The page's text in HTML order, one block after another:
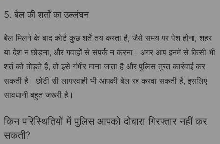
5. बेल की शर्तों का उल्लंघन
बेल मिलने के बाद कोर्ट कुछ शर्तें तय करता है, जैसे समय पर पेश होना, शहर
या देश न छोड़ना, और गवाहों से संपर्क न करना। अगर आप इनमें से किसी भी
शर्त को तोड़ते हैं, तो इसे गंभीर माना जाता है और पुलिस तुरंत कार्रवाई कर
सकती है। छोटी सी लापरवाही भी आपकी बेल रद्द करवा सकती है, इसलिए
सावधानी बहुत जरूरी है।
किन परिस्थितियों में पुलिस आपको दोबारा गिरफ्तार नहीं कर
सकती?